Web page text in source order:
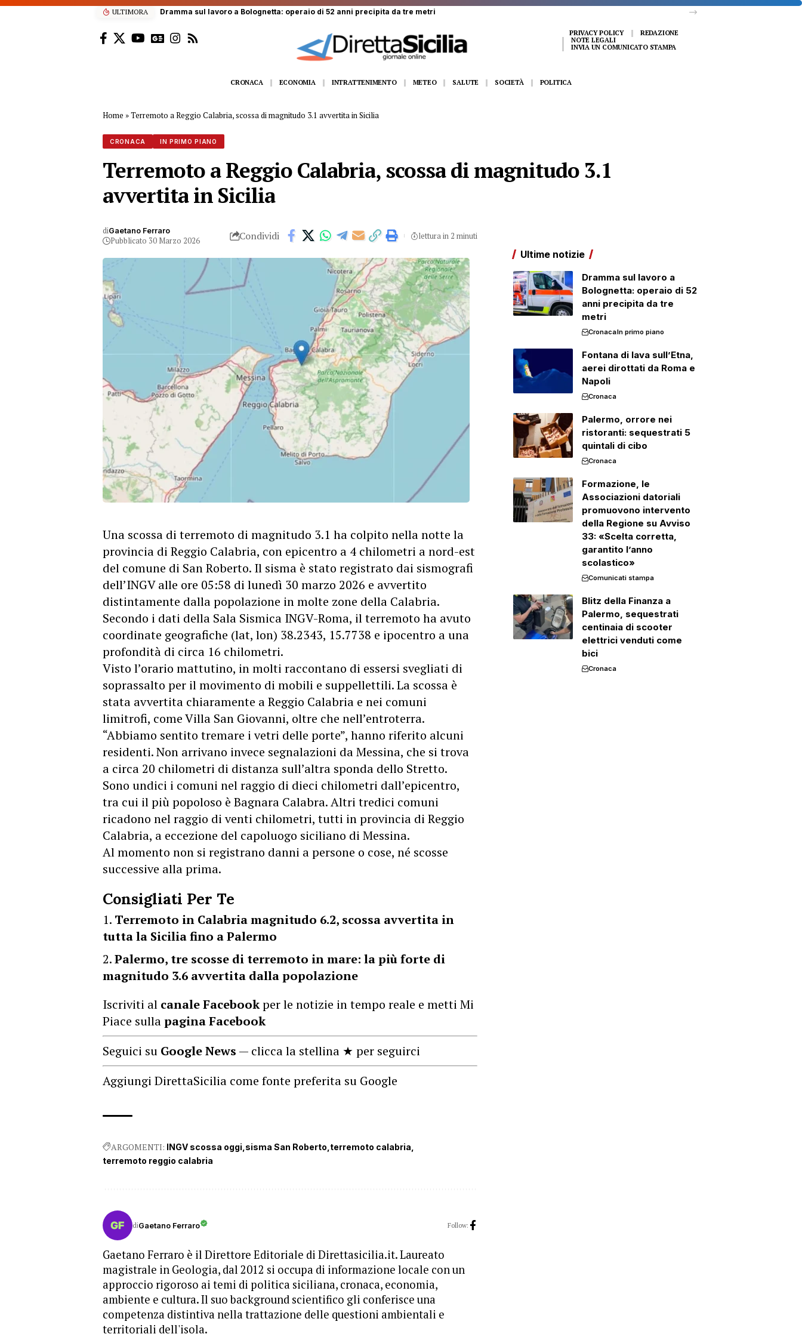
ULTIMORA Dramma sul lavoro a Bolognetta: operaio di 52 anni precipita da tre metri
PRIVACY POLICY
REDAZIONE
NOTE LEGALI
INVIA UN COMUNICATO STAMPA
CRONACA ECONOMIA INTRATTENIMENTO METEO SALUTE SOCIETÀ POLITICA
Home »Terremoto a Reggio Calabria, scossa di magnitudo 3.1 avvertita in Sicilia
CRONACA IN PRIMO PIANO
Terremoto a Reggio Calabria, scossa di magnitudo 3.1
avvertita in Sicilia
diGaetano Ferraro
Pubblicato 30 Marzo 2026 Condividi lettura in 2 minuti
Una scossa di terremoto di magnitudo 3.1 ha colpito nella notte la
provincia di Reggio Calabria, con epicentro a 4 chilometri a nord-est
del comune di San Roberto. Il sisma è stato registrato dai sismografi
dell’INGV alle ore 05:58 di lunedì 30 marzo 2026 e avvertito
distintamente dalla popolazione in molte zone della Calabria.
Secondo i dati della Sala Sismica INGV-Roma, il terremoto ha avuto
coordinate geografiche (lat, lon) 38.2343, 15.7738 e ipocentro a una
profondità di circa 16 chilometri.
Visto l’orario mattutino, in molti raccontano di essersi svegliati di
soprassalto per il movimento di mobili e suppellettili. La scossa è
stata avvertita chiaramente a Reggio Calabria e nei comuni
limitrofi, come Villa San Giovanni, oltre che nell’entroterra.
“Abbiamo sentito tremare i vetri delle porte”, hanno riferito alcuni
residenti. Non arrivano invece segnalazioni da Messina, che si trova
a circa 20 chilometri di distanza sull’altra sponda dello Stretto.
Sono undici i comuni nel raggio di dieci chilometri dall’epicentro,
tra cui il più popoloso è Bagnara Calabra. Altri tredici comuni
ricadono nel raggio di venti chilometri, tutti in provincia di Reggio
Calabria, a eccezione del capoluogo siciliano di Messina.
Al momento non si registrano danni a persone o cose, né scosse
successive alla prima.
Consigliati Per Te
Terremoto in Calabria magnitudo 6.2, scossa avvertita in
tutta la Sicilia fino a Palermo
Palermo, tre scosse di terremoto in mare: la più forte di
magnitudo 3.6 avvertita dalla popolazione
Iscriviti al canale Facebookper le notizie in tempo reale e metti Mi
Piace sullapagina Facebook
Seguici su Google News — clicca la stellina ★ per seguirci
Aggiungi DirettaSicilia come fonte preferita su Google
ARGOMENTI: INGV scossa oggi sisma San Roberto terremoto calabria
terremoto reggio calabria
diGaetano Ferraro Follow:
Gaetano Ferraro è il Direttore Editoriale di Direttasicilia.it. Laureato
magistrale in Geologia, dal 2012 si occupa di informazione locale con un
approccio rigoroso ai temi di politica siciliana, cronaca, economia,
ambiente e cultura. Il suo background scientifico gli conferisce una
competenza distintiva nella trattazione delle questioni ambientali e
territoriali dell'isola.
Ultime notizie
Dramma sul lavoro a
Bolognetta: operaio di 52
anni precipita da tre
metri
CronacaIn primo piano
Fontana di lava sull’Etna,
aerei dirottati da Roma e
Napoli
Cronaca
Palermo, orrore nei
ristoranti: sequestrati 5
quintali di cibo
Cronaca
Formazione, le
Associazioni datoriali
promuovono intervento
della Regione su Avviso
33: «Scelta corretta,
garantito l’anno
scolastico»
Comunicati stampa
Blitz della Finanza a
Palermo, sequestrati
centinaia di scooter
elettrici venduti come
bici
Cronaca